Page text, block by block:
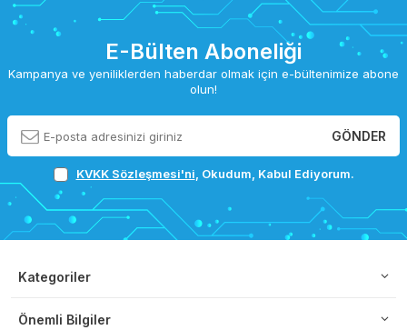
E-Bülten Aboneliği
Kampanya ve yeniliklerden haberdar olmak için e-bültenimize abone
olun!
GÖNDER
KVKK Sözleşmesi'ni , Okudum, Kabul Ediyorum.
Kategoriler
Önemli Bilgiler